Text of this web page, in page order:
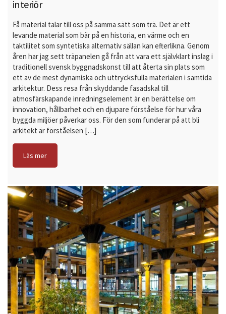
interiör
Få material talar till oss på samma sätt som trä. Det är ett
levande material som bär på en historia, en värme och en
taktilitet som syntetiska alternativ sällan kan efterlikna. Genom
åren har jag sett träpanelen gå från att vara ett självklart inslag i
traditionell svensk byggnadskonst till att återta sin plats som
ett av de mest dynamiska och uttrycksfulla materialen i samtida
arkitektur. Dess resa från skyddande fasadskal till
atmosfärskapande inredningselement är en berättelse om
innovation, hållbarhet och en djupare förståelse för hur våra
byggda miljöer påverkar oss. För den som funderar på att bli
arkitekt är förståelsen […]